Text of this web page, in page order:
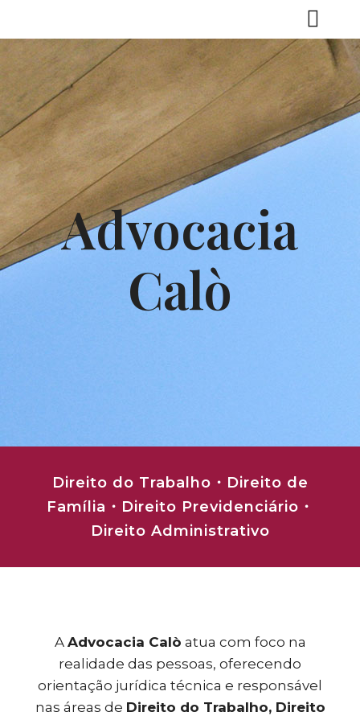
Advocacia
Calò
Direito do Trabalho・Direito de
Família・Direito Previdenciário・
Direito Administrativo
A Advocacia Calò atua com foco na
realidade das pessoas, oferecendo
orientação jurídica técnica e responsável
nas áreas de Direito do Trabalho, Direito